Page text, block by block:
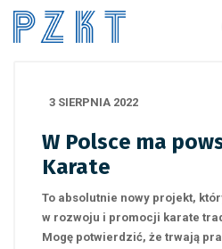
3 SIERPNIA 2022
W Polsce ma
Karate
To absolutnie nowy projekt,
w rozwoju i promocji karate
Mogę potwierdzić, że trwają